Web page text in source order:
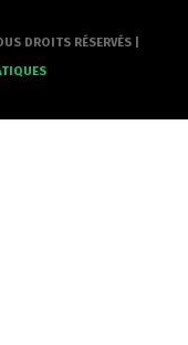
DROITS RÉSERVÉS |